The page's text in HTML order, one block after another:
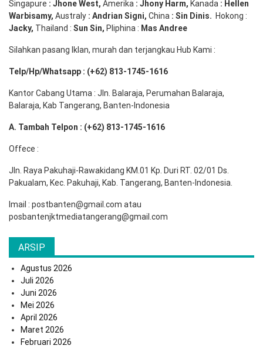
Singapure : JhoneWest, Amerika : Jhony Harm, Kanada : Hellen
Warbisamy, Australy : Andrian Signi, China : Sin Dinis. Hokong :
Jacky, Thailand : Sun Sin, Pliphina : Mas Andree
Silahkan pasang Iklan, murah dan terjangkau Hub Kami :
Telp/Hp/Whatsapp : (+62) 813-1745-1616
Kantor Cabang Utama : Jln. Balaraja, Perumahan Balaraja,
Balaraja, Kab Tangerang, Banten-Indonesia
A. Tambah Telpon : (+62) 813-1745-1616
Offece :
Jln. Raya Pakuhaji-Rawakidang KM.01 Kp. Duri RT. 02/01 Ds.
Pakualam, Kec. Pakuhaji, Kab. Tangerang, Banten-Indonesia.
Imail : postbanten@gmail.com atau
posbantenjktmediatangerang@gmail.com
ARSIP
Agustus 2026
Juli 2026
Juni 2026
Mei 2026
April 2026
Maret 2026
Februari 2026